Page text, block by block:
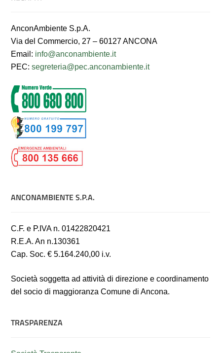
AnconAmbiente S.p.A.
Via del Commercio, 27 – 60127 ANCONA
Email: info@anconambiente.it
PEC:segreteria@pec.anconambiente.it
ANCONAMBIENTE S.P.A.
C.F. e P.IVA n. 01422820421
R.E.A. An n.130361
Cap. Soc. € 5.164.240,00 i.v.
Società soggetta ad attività di direzione e coordinamento
del socio di maggioranza Comune di Ancona.
TRASPARENZA